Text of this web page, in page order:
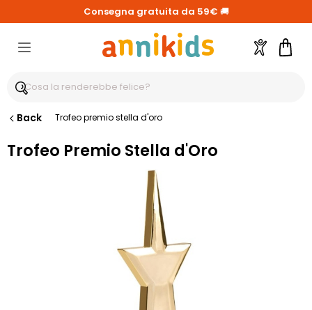
Consegna gratuita da 59€ 🚚
Account
Back Trofeo premio stella d'oro
Trofeo Premio Stella d'Oro